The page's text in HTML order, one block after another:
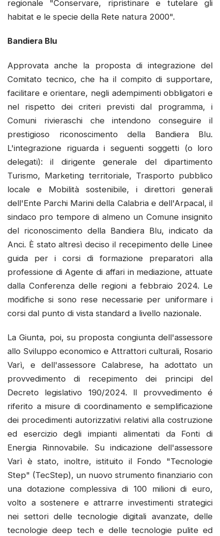
regionale "Conservare, ripristinare e tutelare gli
habitat e le specie della Rete natura 2000".
Bandiera Blu
Approvata anche la proposta di integrazione del
Comitato tecnico, che ha il compito di supportare,
facilitare e orientare, negli adempimenti obbligatori e
nel rispetto dei criteri previsti dal programma, i
Comuni rivieraschi che intendono conseguire il
prestigioso riconoscimento della Bandiera Blu.
L'integrazione riguarda i seguenti soggetti (o loro
delegati): il dirigente generale del dipartimento
Turismo, Marketing territoriale, Trasporto pubblico
locale e Mobilità sostenibile, i direttori generali
dell'Ente Parchi Marini della Calabria e dell'Arpacal, il
sindaco pro tempore di almeno un Comune insignito
del riconoscimento della Bandiera Blu, indicato da
Anci. È stato altresì deciso il recepimento delle Linee
guida per i corsi di formazione preparatori alla
professione di Agente di affari in mediazione, attuate
dalla Conferenza delle regioni a febbraio 2024. Le
modifiche si sono rese necessarie per uniformare i
corsi dal punto di vista standard a livello nazionale.
La Giunta, poi, su proposta congiunta dell'assessore
allo Sviluppo economico e Attrattori culturali, Rosario
Varì, e dell'assessore Calabrese, ha adottato un
provvedimento di recepimento dei principi del
Decreto legislativo 190/2024. ll provvedimento é
riferito a misure di coordinamento e semplificazione
dei procedimenti autorizzativi relativi alla costruzione
ed esercizio degli impianti alimentati da Fonti di
Energia Rinnovabile. Su indicazione dell'assessore
Varì è stato, inoltre, istituito il Fondo "Tecnologie
Step" (TecStep), un nuovo strumento finanziario con
una dotazione complessiva di 100 milioni di euro,
volto a sostenere e attrarre investimenti strategici
nei settori delle tecnologie digitali avanzate, delle
tecnologie deep tech e delle tecnologie pulite ed